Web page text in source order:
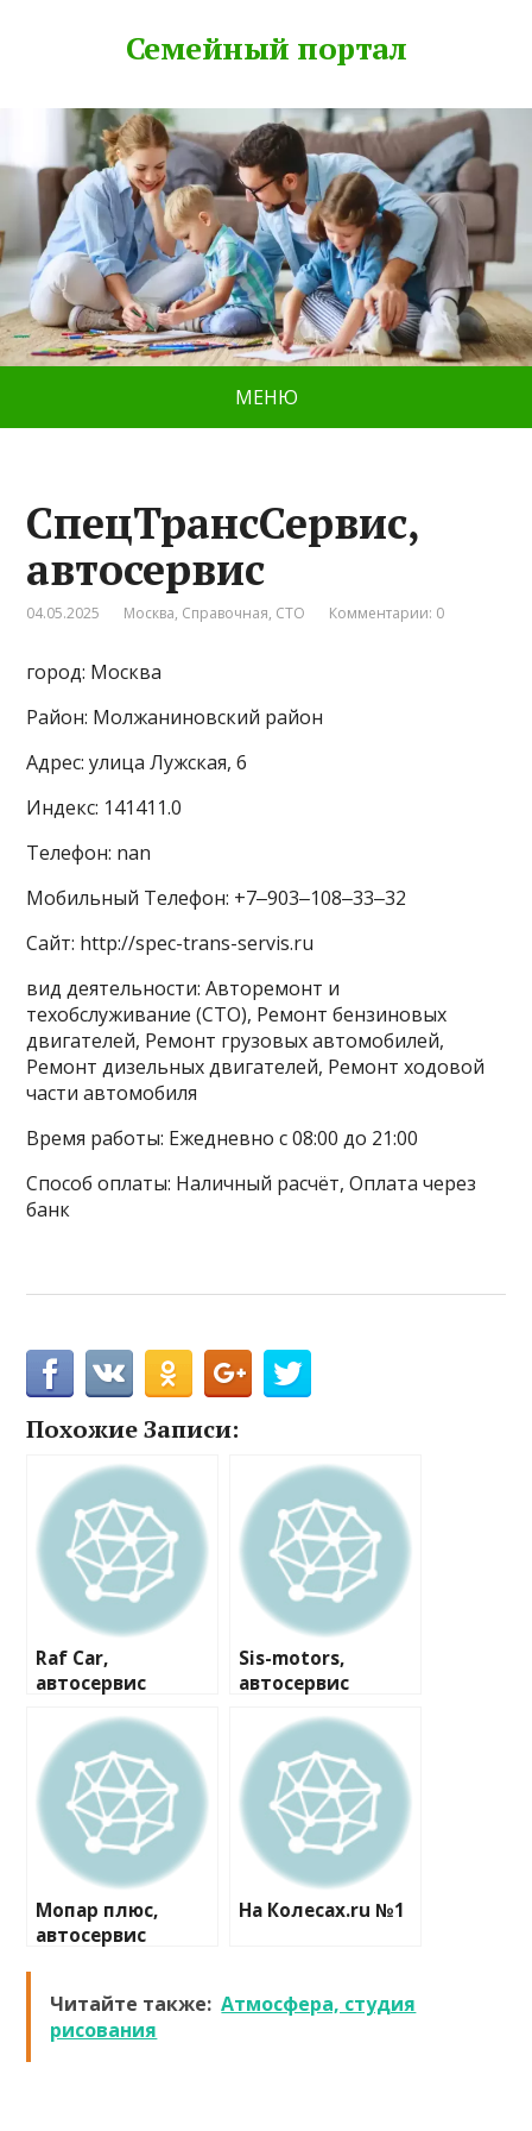
Семейный портал
МЕНЮ
СпецТрансСервис,
автосервис
04.05.2025 Москва, Справочная, СТО Комментарии: 0
город: Москва
Район: Молжаниновский район
Адрес: улица Лужская, 6
Индекс: 141411.0
Телефон: nan
Мобильный Телефон: +7‒903‒108‒33‒32
Сайт: http://spec-trans-servis.ru
вид деятельности: Авторемонт и
техобслуживание (СТО), Ремонт бензиновых
двигателей, Ремонт грузовых автомобилей,
Ремонт дизельных двигателей, Ремонт ходовой
части автомобиля
Время работы: Ежедневно с 08:00 до 21:00
Способ оплаты: Наличный расчёт, Оплата через
банк
Похожие Записи:
Raf Car,
автосервис
Sis-motors,
автосервис
Мопар плюс,
автосервис
На Колесах.ru №1
Читайте также: Атмосфера, студия
рисования